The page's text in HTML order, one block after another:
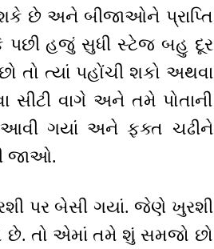
શકે છે અને બીજાઓને પ્રાપ્તિ
પછી હજું સુધી સ્ટેજ બહુ દૂર
તો ત્યાં પહોંચી શકો અથવા
સીટી વાગે અને તમે પોતાની
ગયાં અને ફક્ત ચઢીને
જાઓ.
પર બેસી ગયાં. જેણે ખુરશી
છે. તો એમાં તમે શું સમજો છો